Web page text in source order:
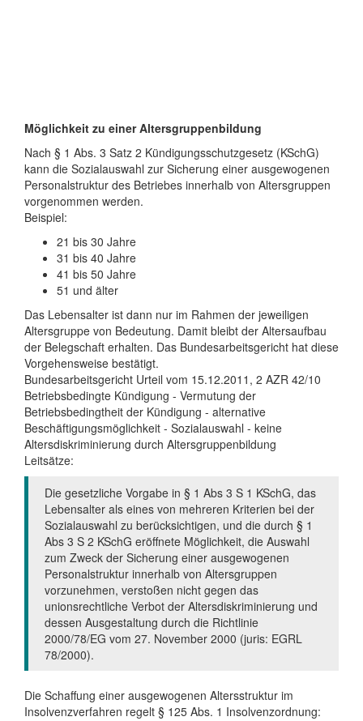
Möglichkeit zu einer Altersgruppenbildung
Nach § 1 Abs. 3 Satz 2 Kündigungsschutzgesetz (KSchG)
kann die Sozialauswahl zur Sicherung einer ausgewogenen
Personalstruktur des Betriebes innerhalb von Altersgruppen
vorgenommen werden.
Beispiel:
21 bis 30 Jahre
31 bis 40 Jahre
41 bis 50 Jahre
51 und älter
Das Lebensalter ist dann nur im Rahmen der jeweiligen
Altersgruppe von Bedeutung. Damit bleibt der Altersaufbau
der Belegschaft erhalten. Das Bundesarbeitsgericht hat diese
Vorgehensweise bestätigt.
Bundesarbeitsgericht Urteil vom 15.12.2011, 2 AZR 42/10
Betriebsbedingte Kündigung - Vermutung der
Betriebsbedingtheit der Kündigung - alternative
Beschäftigungsmöglichkeit - Sozialauswahl - keine
Altersdiskriminierung durch Altersgruppenbildung
Leitsätze:
Die gesetzliche Vorgabe in § 1 Abs 3 S 1 KSchG, das
Lebensalter als eines von mehreren Kriterien bei der
Sozialauswahl zu berücksichtigen, und die durch § 1
Abs 3 S 2 KSchG eröffnete Möglichkeit, die Auswahl
zum Zweck der Sicherung einer ausgewogenen
Personalstruktur innerhalb von Altersgruppen
vorzunehmen, verstoßen nicht gegen das
unionsrechtliche Verbot der Altersdiskriminierung und
dessen Ausgestaltung durch die Richtlinie
2000/78/EG vom 27. November 2000 (juris: EGRL
78/2000).
Die Schaffung einer ausgewogenen Altersstruktur im
Insolvenzverfahren regelt § 125 Abs. 1 Insolvenzordnung: